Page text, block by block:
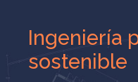
Ingeniería
sostenible